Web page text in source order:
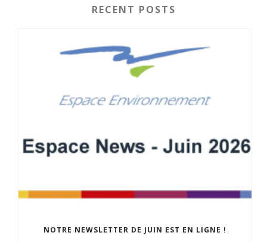
RECENT POSTS
NOTRE NEWSLETTER DE JUIN EST EN LIGNE !